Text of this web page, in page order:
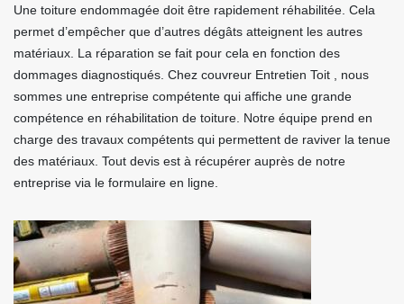
Une toiture endommagée doit être rapidement réhabilitée. Cela
permet d’empêcher que d’autres dégâts atteignent les autres
matériaux. La réparation se fait pour cela en fonction des
dommages diagnostiqués. Chez couvreur Entretien Toit , nous
sommes une entreprise compétente qui affiche une grande
compétence en réhabilitation de toiture. Notre équipe prend en
charge des travaux compétents qui permettent de raviver la tenue
des matériaux. Tout devis est à récupérer auprès de notre
entreprise via le formulaire en ligne.